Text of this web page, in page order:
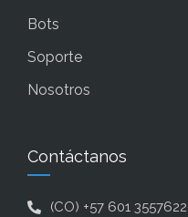
Bots
Soporte
Nosotros
Contáctanos
(CO) +57 601 3557622